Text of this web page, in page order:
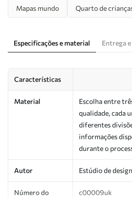
Mapas mundo Quarto de
Especificações e material Entrega
Características
Material
Escolha entre
qualidade, cada
diferentes
informações
durante o
Autor Estúdio de
Número do
c00009uk